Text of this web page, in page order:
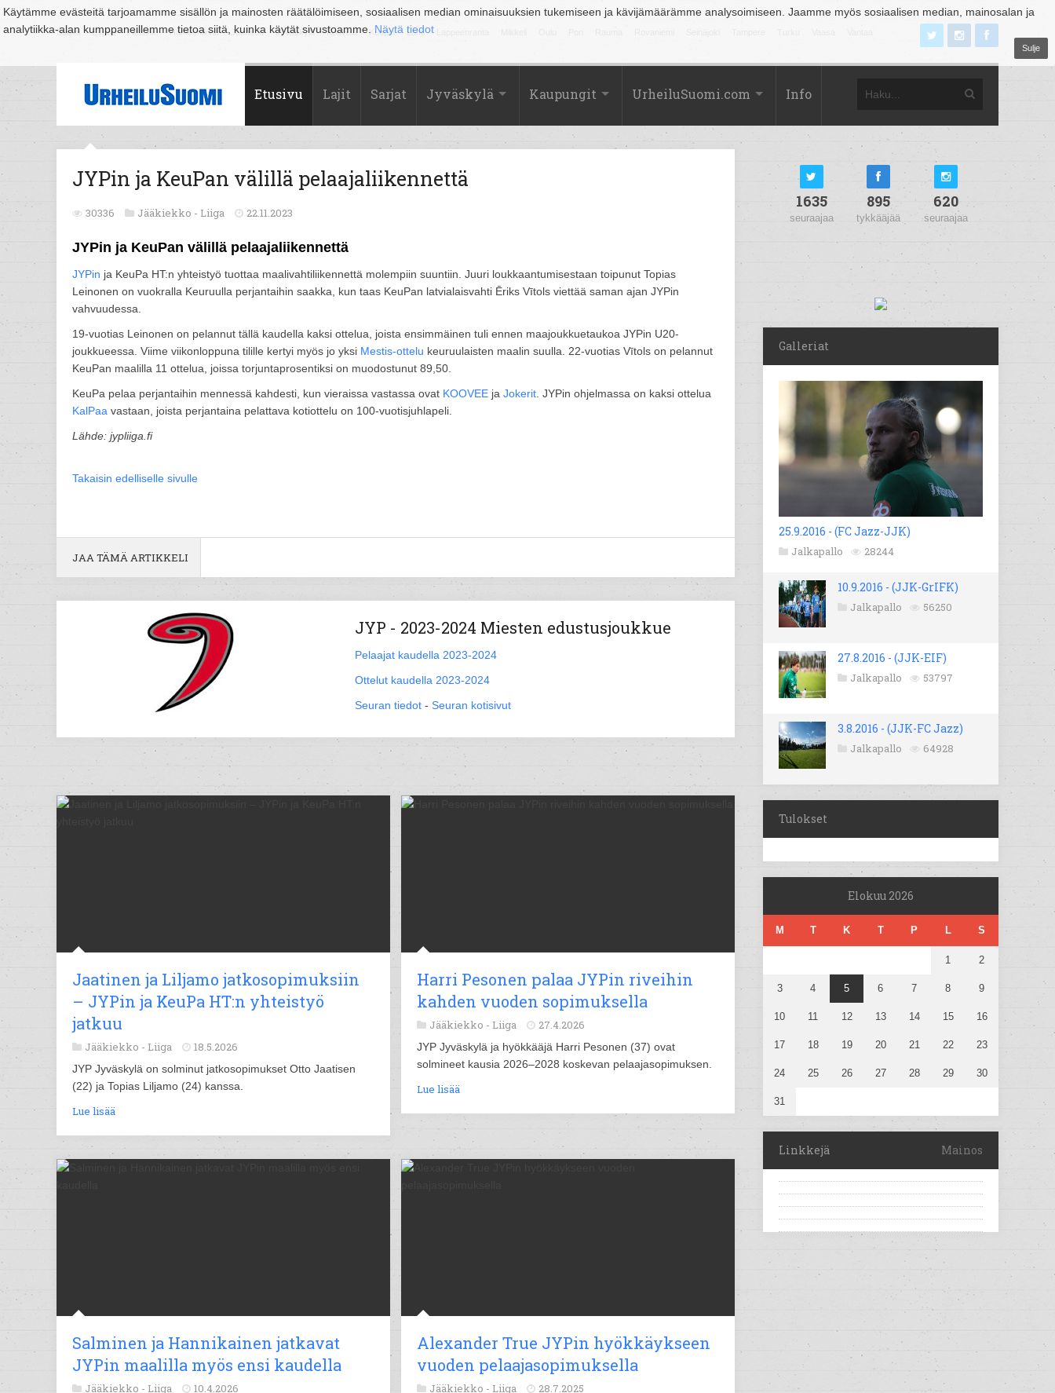
Käytämme evästeitä tarjoamamme sisällön ja mainosten räätälöimiseen, sosiaalisen median ominaisuuksien tukemiseen ja kävijämäärämme analysoimiseen. Jaamme myös sosiaalisen median, mainosalan ja
analytiikka-alan kumppaneillemme tietoa siitä, kuinka käytät sivustoamme. Näytä tiedot
Sulje
Suomi Espoo Helsinki Hämeenlinna Joensuu Jyväskylä Kouvola Kuopio Lahti
Etusivu Lajit Sarjat Jyväskylä Kaupungit UrheiluSuomi.com Info
JYPin ja KeuPan välillä pelaajaliikennettä
30336 Jääkiekko - Liiga 22.11.2023
JYPin ja KeuPan välillä pelaajaliikennettä
JYPin ja KeuPa HT:n yhteistyö tuottaa maalivahtiliikennettä molempiin suuntiin. Juuri loukkaantumisestaan toipunut Topias
Leinonen on vuokralla Keuruulla perjantaihin saakka, kun taas KeuPan latvialaisvahti Ēriks Vītols viettää saman ajan JYPin
vahvuudessa.
19-vuotias Leinonen on pelannut tällä kaudella kaksi ottelua, joista ensimmäinen tuli ennen maajoukkuetaukoa JYPin U20-
joukkueessa. Viime viikonloppuna tilille kertyi myös jo yksi Mestis-ottelu keuruulaisten maalin suulla. 22-vuotias Vītols on pelannut
KeuPan maalilla 11 ottelua, joissa torjuntaprosentiksi on muodostunut 89,50.
KeuPa pelaa perjantaihin mennessä kahdesti, kun vieraissa vastassa ovat KOOVEE ja Jokerit . JYPin ohjelmassa on kaksi ottelua
KalPaa vastaan, joista perjantaina pelattava kotiottelu on 100-vuotisjuhlapeli.
Lähde: jypliiga.fi
Takaisin edelliselle sivulle
JAA TÄMÄ ARTIKKELI
JYP - 2023-2024 Miesten edustusjoukkue
Pelaajat kaudella 2023-2024
Ottelut kaudella 2023-2024
Seuran tiedot - Seuran kotisivut
Jaatinen ja Liljamo jatkosopimuksiin
– JYPin ja KeuPa HT:n yhteistyö
jatkuu
Jääkiekko - Liiga 18.5.2026
JYP Jyväskylä on solminut jatkosopimukset Otto Jaatisen
(22) ja Topias Liljamo (24) kanssa.
Lue lisää
Harri Pesonen palaa JYPin riveihin
kahden vuoden sopimuksella
Jääkiekko - Liiga 27.4.2026
JYP Jyväskylä ja hyökkääjä Harri Pesonen (37) ovat
solmineet kausia 2026–2028 koskevan pelaajasopimuksen.
Lue lisää
Salminen ja Hannikainen jatkavat
JYPin maalilla myös ensi kaudella
Jääkiekko - Liiga 10.4.2026
Alexander True JYPin hyökkäykseen
vuoden pelaajasopimuksella
Jääkiekko - Liiga 28.7.2025
1635
seuraajaa
895
tykkääjää
620
seuraajaa
Galleriat
25.9.2016 - (FC Jazz-JJK)
Jalkapallo 28244
10.9.2016 - (JJK-GrIFK)
Jalkapallo 56250
27.8.2016 - (JJK-EIF)
Jalkapallo 53797
3.8.2016 - (JJK-FC Jazz)
Jalkapallo 64928
Tulokset
Elokuu 2026
M T K T P L S
1 2
3 4 5 6 7 8 9
10 11 12 13 14 15 16
17 18 19 20 21 22 23
24 25 26 27 28 29 30
31
Linkkejä Mainos